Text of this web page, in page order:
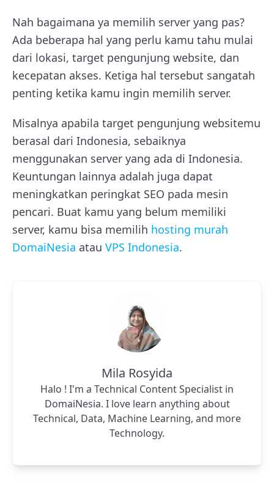
Nah bagaimana ya memilih server yang pas?
Ada beberapa hal yang perlu kamu tahu mulai
dari lokasi, target pengunjung website, dan
kecepatan akses. Ketiga hal tersebut sangatah
penting ketika kamu ingin memilih server.
Misalnya apabila target pengunjung websitemu
berasal dari Indonesia, sebaiknya
menggunakan server yang ada di Indonesia.
Keuntungan lainnya adalah juga dapat
meningkatkan peringkat SEO pada mesin
pencari. Buat kamu yang belum memiliki
server, kamu bisa memilih hosting murah
DomaiNesia atau VPS Indonesia.
Mila Rosyida
Halo ! I'm a Technical Content Specialist in
DomaiNesia. I love learn anything about
Technical, Data, Machine Learning, and more
Technology.